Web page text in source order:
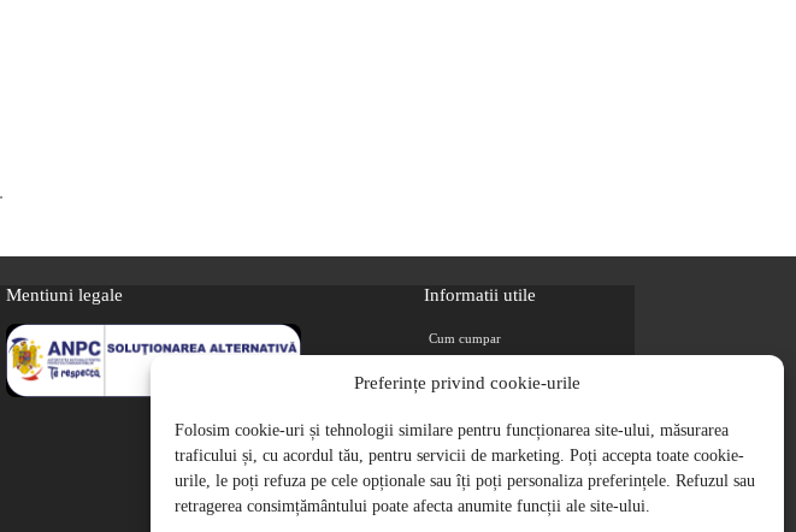
Preferințe privind cookie-urile
Folosim cookie-uri și tehnologii similare pentru funcționarea site-ului, măsurarea
traficului și, cu acordul tău, pentru servicii de marketing. Poți accepta toate cookie-
urile, le poți refuza pe cele opționale sau îți poți personaliza preferințele. Refuzul sau
retragerea consimțământului poate afecta anumite funcții ale site-ului.
Mentiuni legale Informatii utile
Cum cumpar
Magazine partenere
Retur
Cariere
Politica de Confidentialitate